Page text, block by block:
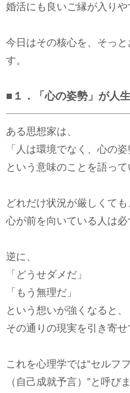
婚活にも良いご縁が入りや
今日はその核心を、そっ
す。
■１．「心の姿勢」が人
ある思想家は、
「人は環境でなく、心の
という意味のことを語って
どれだけ状況が厳しくても
心が前を向いている人は必
逆に、
「どうせダメだ」
「もう無理だ」
という想いが強くなると、
その通りの現実を引き寄せ
これを心理学では“セルフ
（自己成就予言）”と呼びま